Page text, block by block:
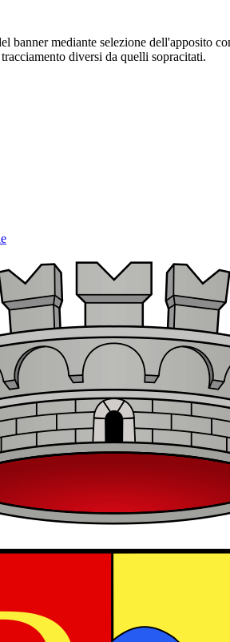
banner mediante selezione dell'apposito
diversi da quelli sopracitati.